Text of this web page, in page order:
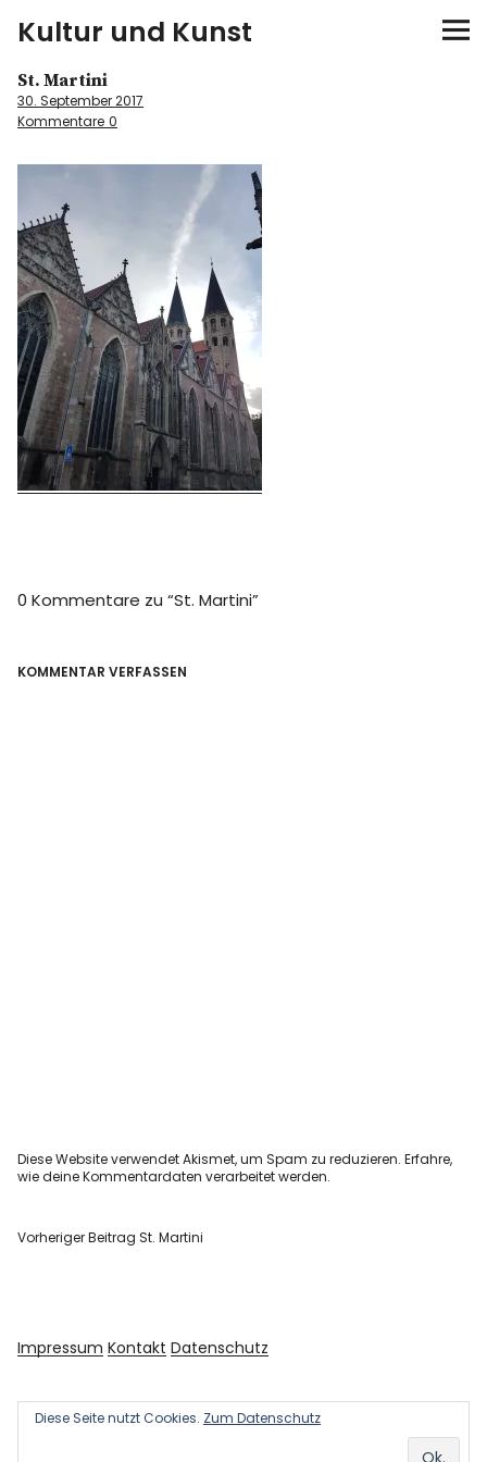
Kultur und Kunst
kultur & kunst
Spiele
Konzerte
Museen bei…
Bloggerreisen
Über mich
St. Martini
30. September 2017
Kommentare 0
0 Kommentare zu “St. Martini”
KOMMENTAR VERFASSEN
Diese Website verwendet Akismet, um Spam zu reduzieren.Erfahre,
wie deine Kommentardaten verarbeitet werden.
Vorheriger Beitrag St. Martini
Impressum Kontakt Datenschutz
Diese Seite nutzt Cookies. Zum Datenschutz